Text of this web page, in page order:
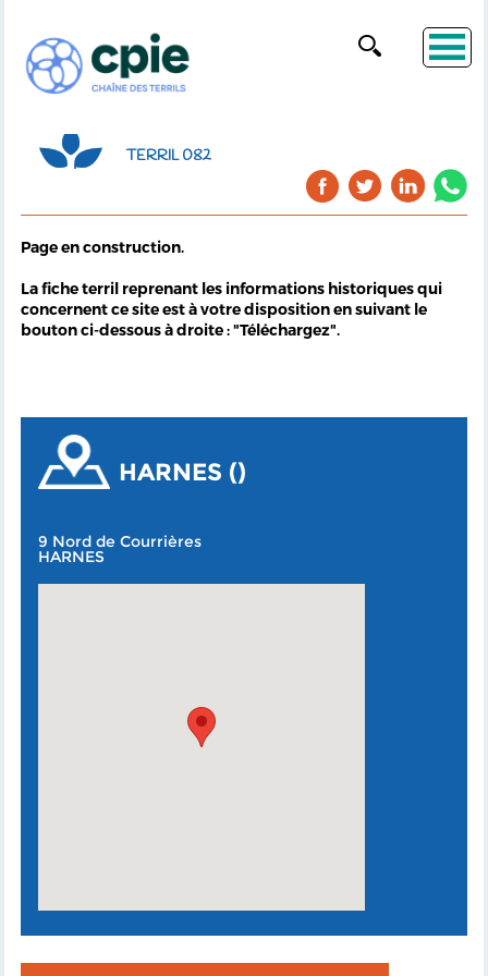
TERRIL 082
Page en construction.
La fiche terril reprenant les informations historiques qui
concernent ce site est à votre disposition en suivant le
bouton ci-dessous à droite : "Téléchargez".
HARNES ()
9 Nord de Courrières
HARNES